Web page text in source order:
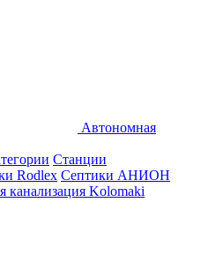
Автономная
Станции
Rodlex Септики АНИОН
канализация Kolomaki